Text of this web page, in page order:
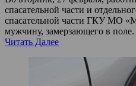
спасательной части и
спасательной части ГКУ МО
мужчину, замерзающего в
Читать Далее